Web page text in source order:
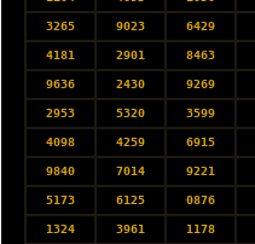
3265 9023 6429
4181 2901 8463
9636 2430 9269
2953 5320 3599
4098 4259 6915
9840 7014 9221
5173 6125 0876
1324 3961 1178